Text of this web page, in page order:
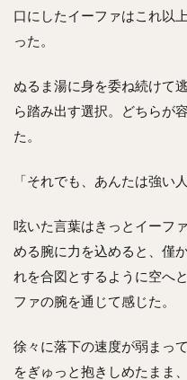
口にしたイーファはこれ以
った。
ぬるま湯に身を委ね続けて
ら踏み出す選択。どちらが
た。
「それでも、あんたは強い人
呟いた言葉はきっとイーフ
める腕に力を込めると、僅
れを合図とするように空へ
ファの腕を通じて感じた。
徐々に落下の速度が弱まっ
をぎゅっと抱きしめたまま